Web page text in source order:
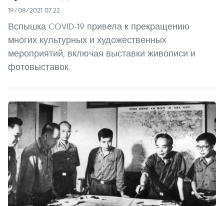
19/08/2021 07:22
Вспышка COVID-19 привела к прекращению
многих культурных и художественных
мероприятий, включая выставки живописи и
фотовыставок.